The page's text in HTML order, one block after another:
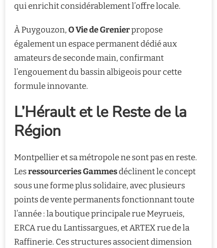
qui enrichit considérablement l’offre locale.
À Puygouzon,O Vie de Grenierpropose
également un espace permanent dédié aux
amateurs de seconde main, confirmant
l’engouement du bassin albigeois pour cette
formule innovante.
L’Hérault et le Reste de la
Région
Montpellier et sa métropole ne sont pas en reste.
Lesressourceries Gammesdéclinent le concept
sous une forme plus solidaire, avec plusieurs
points de vente permanents fonctionnant toute
l’année : la boutique principale rue Meyrueis,
ERCA rue du Lantissargues, et ARTEX rue de la
Raffinerie. Ces structures associent dimension